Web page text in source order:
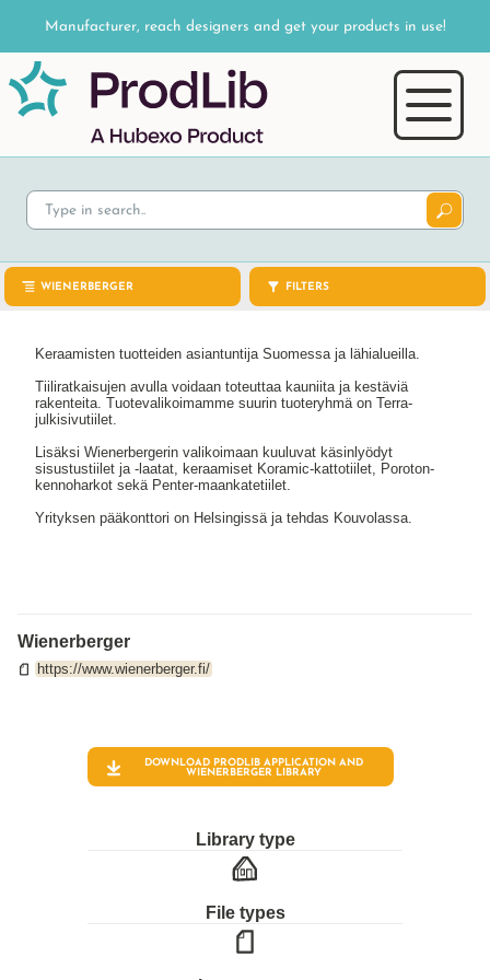
Manufacturer, reach designers and get your products in use!
WIENERBERGER FILTERS
Keraamisten tuotteiden asiantuntija Suomessa ja lähialueilla.
Tiiliratkaisujen avulla voidaan toteuttaa kauniita ja kestäviä
rakenteita. Tuotevalikoimamme suurin tuoteryhmä on Terra-
julkisivutiilet.
Lisäksi Wienerbergerin valikoimaan kuuluvat käsinlyödyt
sisustustiilet ja -laatat, keraamiset Koramic-kattotiilet, Poroton-
kennoharkot sekä Penter-maankatetiilet.
Yrityksen pääkonttori on Helsingissä ja tehdas Kouvolassa.
Wienerberger
https://www.wienerberger.fi/
DOWNLOAD PRODLIB APPLICATION AND
WIENERBERGER
LIBRARY
Library type
File types